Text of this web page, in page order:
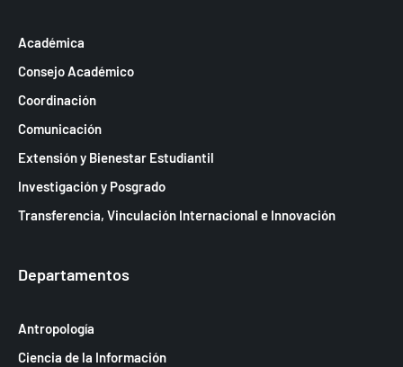
Académica
Consejo Académico
Coordinación
Comunicación
Extensión y Bienestar Estudiantil
Investigación y Posgrado
Transferencia, Vinculación Internacional e Innovación
Departamentos
Antropología
Ciencia de la Información